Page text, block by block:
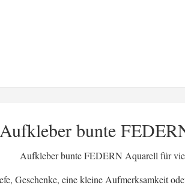
Aufkleber bunte
Aufkleber bunte FEDERN Aquarell für
Geschenke, eine kleine Aufmerksamkeit